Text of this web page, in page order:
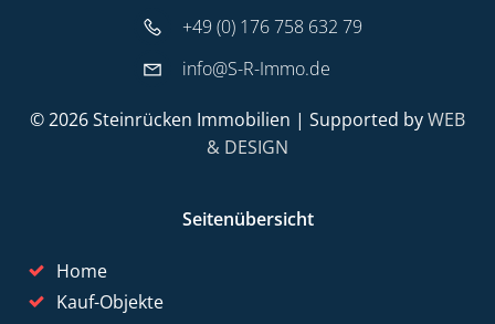
+49 (0) 176 758 632 79
info@S-R-Immo.de
© 2026 Steinrücken Immobilien | Supported byWEB
& DESIGN
Seitenübersicht
Home
Kauf-Objekte